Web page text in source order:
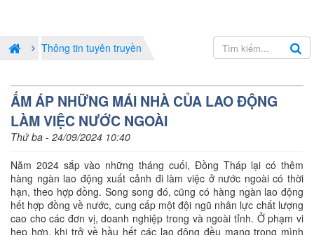
Thông tin tuyên truyền
ẤM ÁP NHỮNG MÁI NHÀ CỦA LAO ĐỘNG
LÀM VIỆC NƯỚC NGOÀI
Thứ ba - 24/09/2024 10:40
Năm 2024 sắp vào những tháng cuối, Đồng Tháp lại có thêm
hàng ngàn lao động xuất cảnh đi làm việc ở nước ngoài có thời
hạn, theo hợp đồng. Song song đó, cũng có hàng ngàn lao động
hết hợp đồng về nước, cung cấp một đội ngũ nhân lực chất lượng
cao cho các đơn vị, doanh nghiệp trong và ngoài tỉnh. Ở phạm vi
hẹp hơn, khi trở về hầu hết các lao động đều mang trong mình